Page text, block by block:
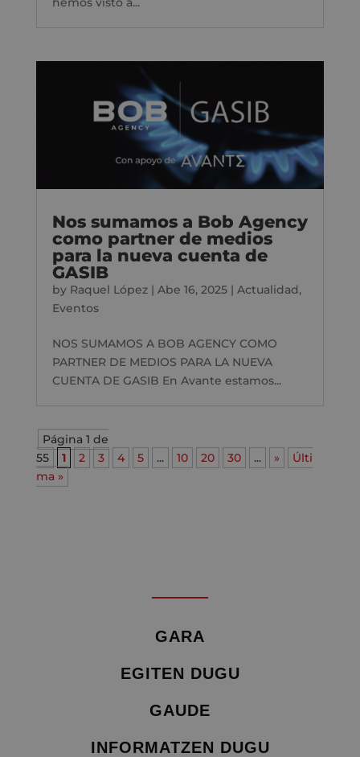
Nos sumamos a Bob Agency
como partner de medios
para la nueva cuenta de
GASIB
by Raquel López| Abe 16, 2025| Actualidad,
Eventos
NOS SUMAMOS A BOB AGENCY COMO
PARTNER DE MEDIOS PARA LA NUEVA
CUENTA DE GASIB En Avante estamos...
Página 1 de
55
1 2 3 4 5 ... 10 20 30 ... »
Últi
ma »
GARA
EGITEN DUGU
GAUDE
INFORMATZEN DUGU